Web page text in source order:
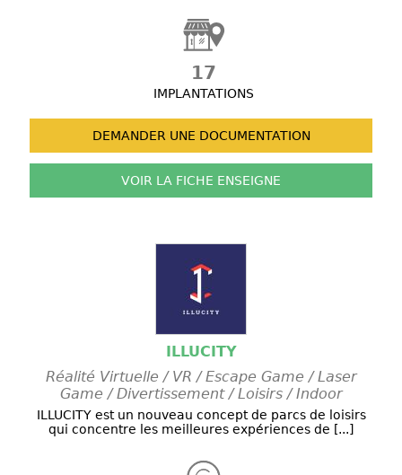
17
IMPLANTATIONS
DEMANDER UNE DOCUMENTATION
VOIR LA FICHE ENSEIGNE
ILLUCITY
Réalité Virtuelle / VR / Escape Game / Laser
Game / Divertissement / Loisirs / Indoor
ILLUCITY est un nouveau concept de parcs de loisirs
qui concentre les meilleures expériences de [...]